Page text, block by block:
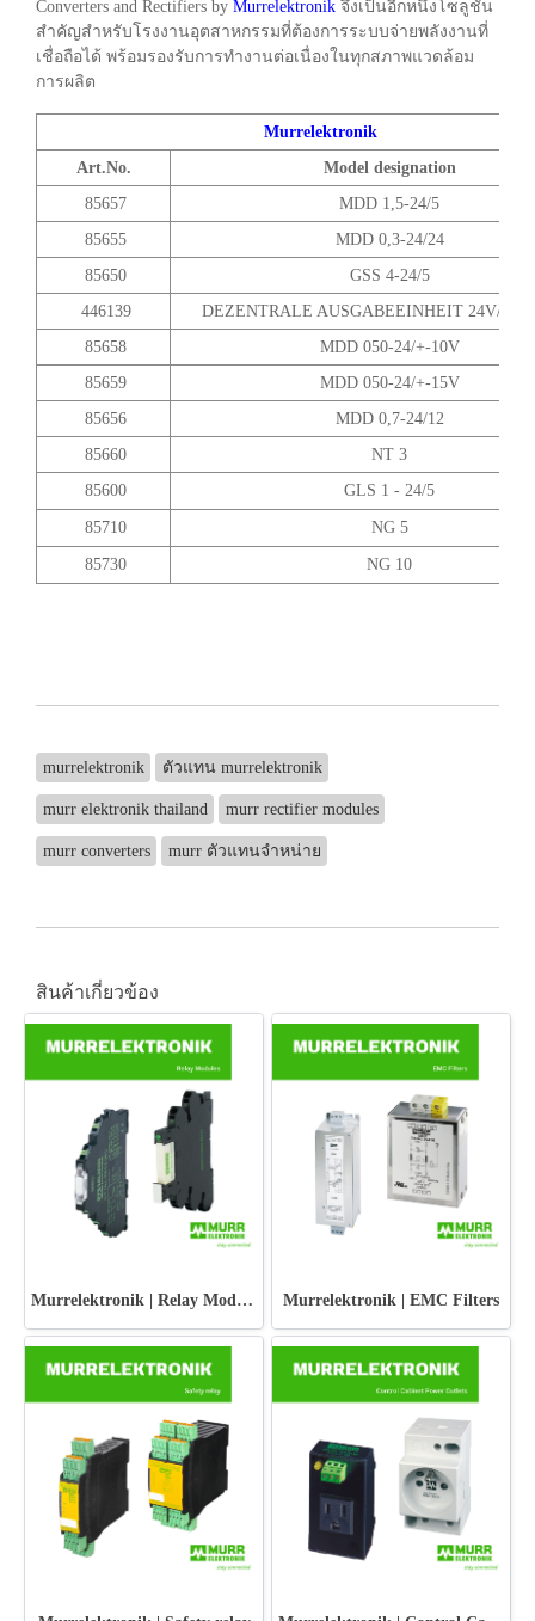
Converters and Rectifiers by Murrelektronik จึงเป็นอีกหนึ่งโซลูชัน
สำคัญสำหรับโรงงานอุตสาหกรรมที่ต้องการระบบจ่ายพลังงานที่
เชื่อถือได้ พร้อมรองรับการทำงานต่อเนื่องในทุกสภาพแวดล้อม
การผลิต
Murrelektronik
Art.No.
Model designation
85657
MDD 1,5-24/5
85655
MDD 0,3-24/24
85650
GSS 4-24/5
446139
DEZENTRALE AUSGABEEINHEIT 24V/10V
85658
MDD 050-24/+-10V
85659
MDD 050-24/+-15V
85656
MDD 0,7-24/12
85660
NT 3
85600
GLS 1 - 24/5
85710 NG 5
85730 NG 10
murrelektronik ตัวแทน murrelektronik
murr elektronik thailand murr rectifier modules
murr converters murr ตัวแทนจำหน่าย
สินค้าเกี่ยวข้อง
Murrelektronik | Relay Modules Murrelektronik | EMC Filters